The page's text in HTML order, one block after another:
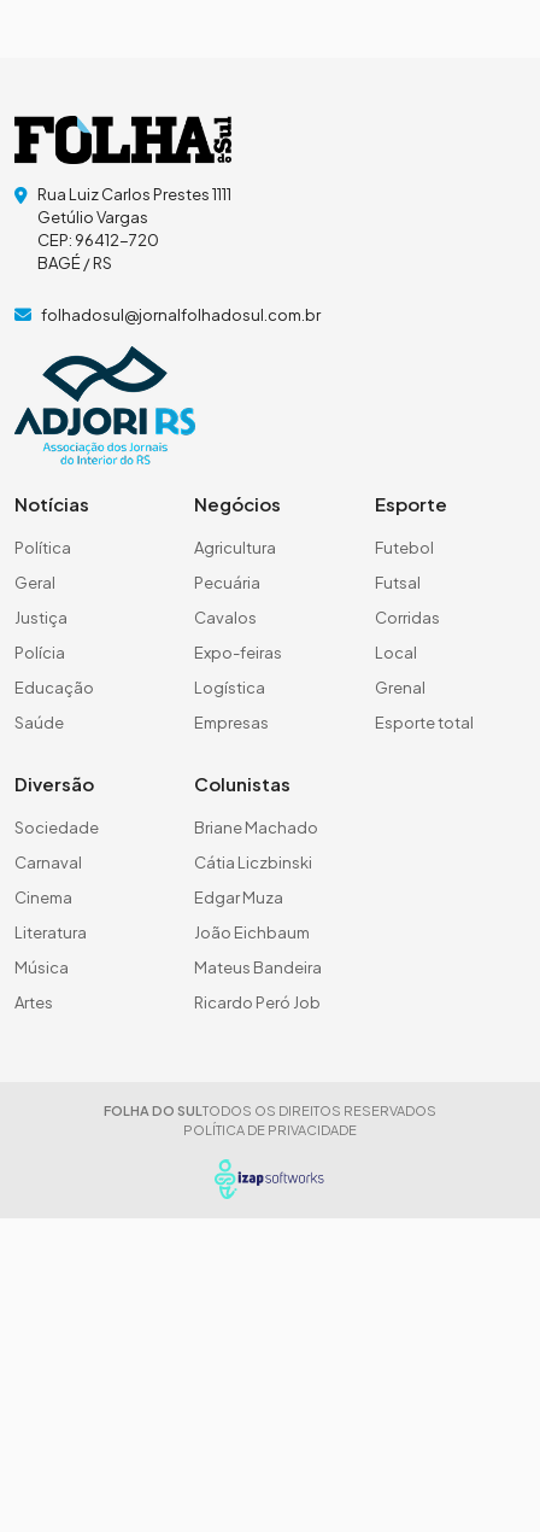
Rua Luiz Carlos Prestes 1111
Getúlio Vargas
CEP: 96412-720
BAGÉ / RS
folhadosul@jornalfolhadosul.com.br
Notícias
Política
Geral
Justiça
Polícia
Educação
Saúde
Negócios
Agricultura
Pecuária
Cavalos
Expo-feiras
Logística
Empresas
Esporte
Futebol
Futsal
Corridas
Local
Grenal
Esporte total
Diversão
Sociedade
Carnaval
Cinema
Literatura
Música
Artes
Colunistas
Briane Machado
Cátia Liczbinski
Edgar Muza
João Eichbaum
Mateus Bandeira
Ricardo Peró Job
FOLHA DO SUL TODOS OS DIREITOS RESERVADOS
POLÍTICA DE PRIVACIDADE